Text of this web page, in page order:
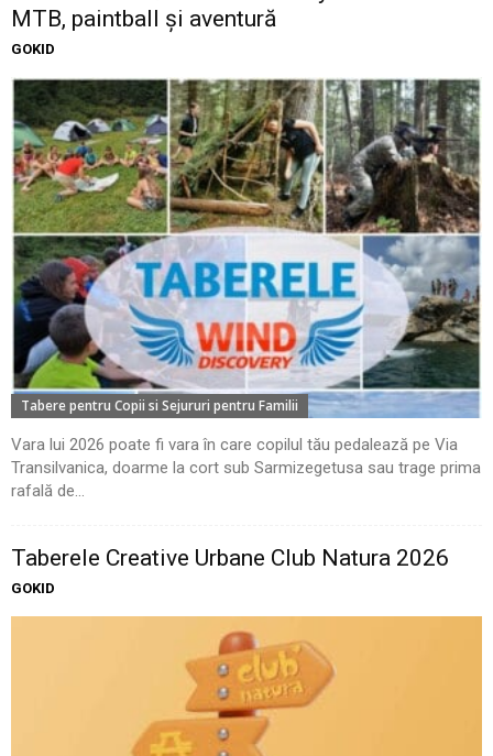
MTB, paintball și aventură
GOKID
Tabere pentru Copii si Sejururi pentru Familii
Vara lui 2026 poate fi vara în care copilul tău pedalează pe Via
Transilvanica, doarme la cort sub Sarmizegetusa sau trage prima
rafală de...
Taberele Creative Urbane Club Natura 2026
GOKID